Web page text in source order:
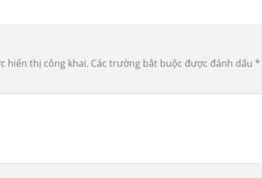
hiển thị công khai. Các trường bắt buộc được đánh dấu *